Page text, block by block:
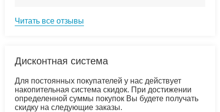
Читать все отзывы
Дисконтная система
Для постоянных покупателей у нас действует
накопительная система скидок. При достижении
определенной суммы покупок Вы будете получать
скидку на следующие заказы.